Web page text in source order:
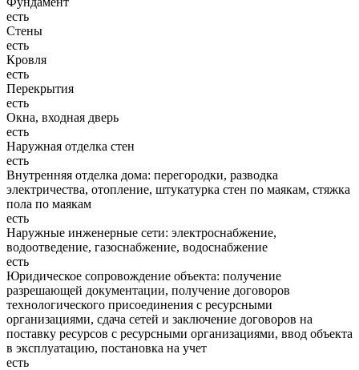
есть
Стены
есть
Кровля
есть
Перекрытия
есть
Окна, входная дверь
есть
Наружная отделка стен
есть
Внутренняя отделка дома: перегородки, разводка
электричества, отопление, штукатурка стен по маякам, стяжка
пола по маякам
есть
Наружные инженерные сети: электроснабжение,
водоотведение, газоснабжение, водоснабжение
есть
Юридическое сопровождение объекта: получение
разрешающей документации, получение договоров
технологического присоединения с ресурсными
организациями, сдача сетей и заключение договоров на
поставку ресурсов с ресурсными организациями, ввод объекта
в эксплуатацию, постановка на учет
есть